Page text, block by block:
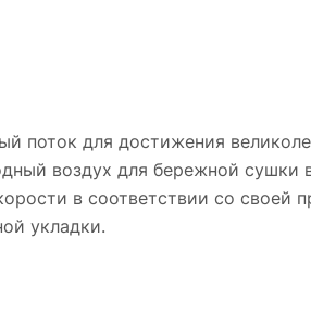
для достижения
воздух для бережной
в соответствии со своей
укладки.